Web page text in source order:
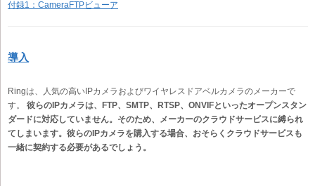
付録1：CameraFTPビューア
導入
Ringは、人気の高いIPカメラおよびワイヤレスドアベルカメラのメーカーで
す。 彼らのIPカメラは、FTP、SMTP、RTSP、ONVIFといったオープンスタン
ダードに対応していません。そのため、メーカーのクラウドサービスに縛られ
てしまいます。彼らのIPカメラを購入する場合、おそらくクラウドサービスも
一緒に契約する必要があるでしょう。